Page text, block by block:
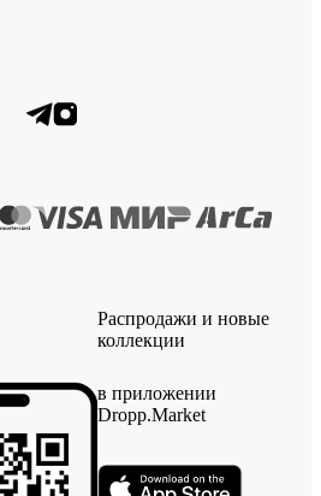
Распродажи и новые
коллекции
в приложении
Dropp.Market